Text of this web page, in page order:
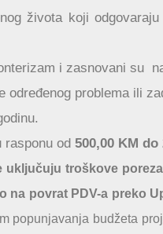
života koji
i zasnovani su
problema ili
rasponu od 500,00 KM do
troškove
povrat PDV-a preko
popunjavanja budžeta